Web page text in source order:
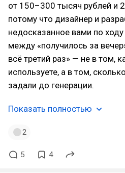
от 150–300 тысяч рублей и
потому что дизайнер и
недосказанное вами по
между «получилось за
всё третий раз» — не в том,
используете, а в том,
задали до генерации.
Показать полностью
2
5 4